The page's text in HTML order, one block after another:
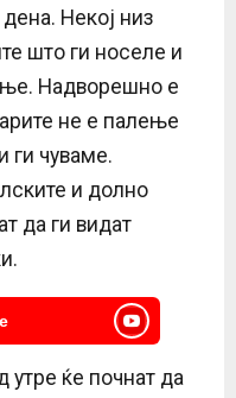
Некој низ
што ги носеле и
Надворешно е
не е палење
ги чуваме.
и долно
да ги видат
утре ќе почнат да